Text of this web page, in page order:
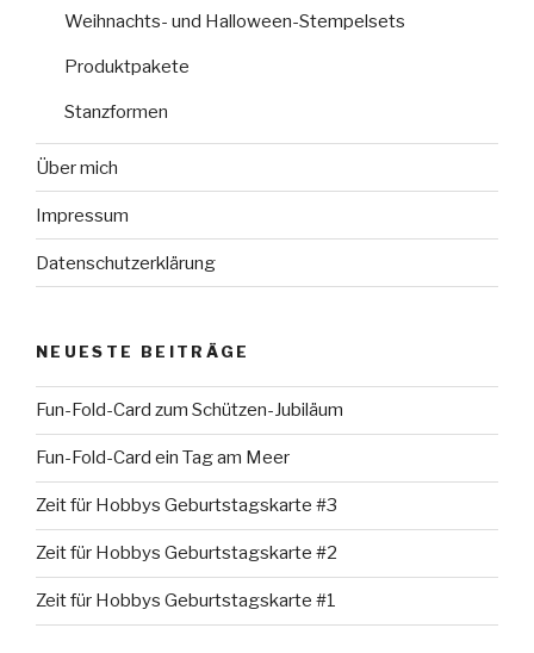
Weihnachts- und Halloween-Stempelsets
Produktpakete
Stanzformen
Über mich
Impressum
Datenschutzerklärung
NEUESTE BEITRÄGE
Fun-Fold-Card zum Schützen-Jubiläum
Fun-Fold-Card ein Tag am Meer
Zeit für Hobbys Geburtstagskarte #3
Zeit für Hobbys Geburtstagskarte #2
Zeit für Hobbys Geburtstagskarte #1